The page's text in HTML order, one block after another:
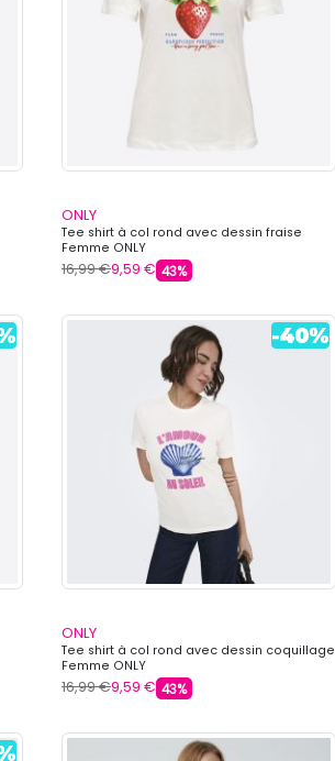
ONLY
Tee shirt à col rond avec dessin fraise
Femme ONLY
16,99 €9,59 € 43%
ONLY
Tee shirt à col rond avec dessin coquillage
Femme ONLY
16,99 €9,59 € 43%